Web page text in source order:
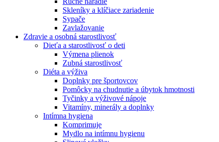
Skleníky a klíčiace zariadenie
Sypače
Zavlažovanie
Zdravie a osobná starostlivosť
Dieťa a starostlivosť o deti
Výmena plienok
Zubná starostlivosť
Diéta a výživa
Doplnky pre športovcov
Pomôcky na chudnutie a úbytok hmotnosti
Tyčinky a výživové nápoje
Vitamíny, minerály a doplnky
Intímna hygiena
Komprimuje
Mydlo na intímnu hygienu